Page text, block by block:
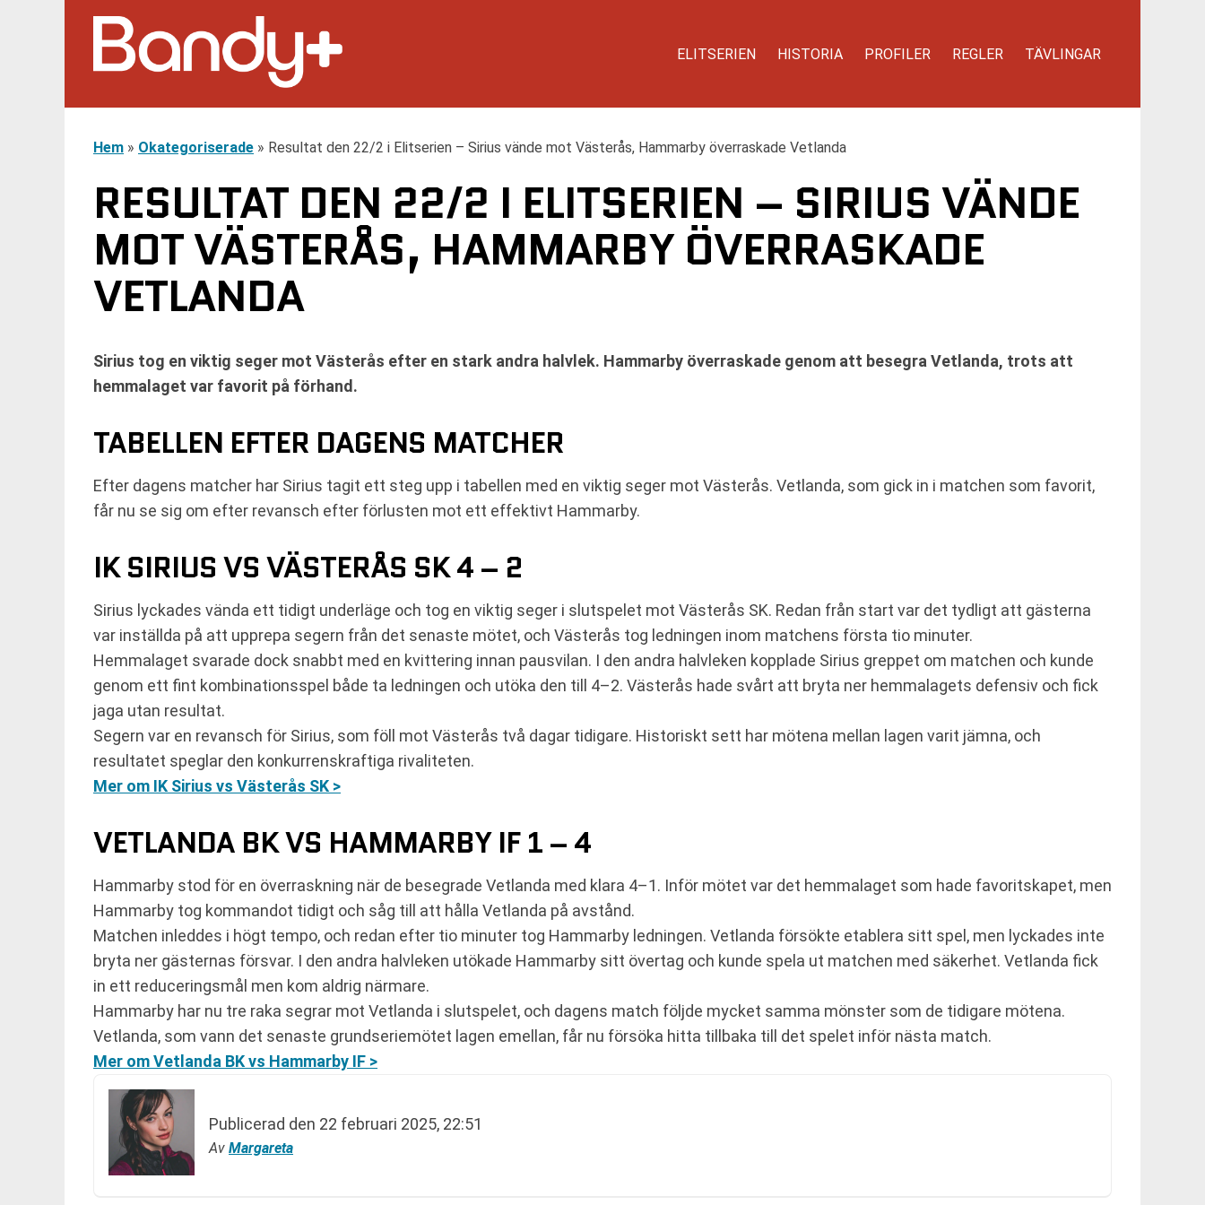
ELITSERIEN HISTORIA PROFILER REGLER TÄVLINGAR
Hem » Okategoriserade » Resultat den 22/2 i Elitserien – Sirius vände mot Västerås, Hammarby överraskade Vetlanda
RESULTAT DEN 22/2 I ELITSERIEN – SIRIUS VÄNDE
MOT VÄSTERÅS, HAMMARBY ÖVERRASKADE
VETLANDA
Sirius tog en viktig seger mot Västerås efter en stark andra halvlek. Hammarby överraskade genom att besegra Vetlanda, trots att
hemmalaget var favorit på förhand.
TABELLEN EFTER DAGENS MATCHER
Efter dagens matcher har Sirius tagit ett steg upp i tabellen med en viktig seger mot Västerås. Vetlanda, som gick in i matchen som favorit,
får nu se sig om efter revansch efter förlusten mot ett effektivt Hammarby.
IK SIRIUS VS VÄSTERÅS SK 4 – 2
Sirius lyckades vända ett tidigt underläge och tog en viktig seger i slutspelet mot Västerås SK. Redan från start var det tydligt att gästerna
var inställda på att upprepa segern från det senaste mötet, och Västerås tog ledningen inom matchens första tio minuter.
Hemmalaget svarade dock snabbt med en kvittering innan pausvilan. I den andra halvleken kopplade Sirius greppet om matchen och kunde
genom ett fint kombinationsspel både ta ledningen och utöka den till 4–2. Västerås hade svårt att bryta ner hemmalagets defensiv och fick
jaga utan resultat.
Segern var en revansch för Sirius, som föll mot Västerås två dagar tidigare. Historiskt sett har mötena mellan lagen varit jämna, och
resultatet speglar den konkurrenskraftiga rivaliteten.
Mer om IK Sirius vs Västerås SK >
VETLANDA BK VS HAMMARBY IF 1 – 4
Hammarby stod för en överraskning när de besegrade Vetlanda med klara 4–1. Inför mötet var det hemmalaget som hade favoritskapet, men
Hammarby tog kommandot tidigt och såg till att hålla Vetlanda på avstånd.
Matchen inleddes i högt tempo, och redan efter tio minuter tog Hammarby ledningen. Vetlanda försökte etablera sitt spel, men lyckades inte
bryta ner gästernas försvar. I den andra halvleken utökade Hammarby sitt övertag och kunde spela ut matchen med säkerhet. Vetlanda fick
in ett reduceringsmål men kom aldrig närmare.
Hammarby har nu tre raka segrar mot Vetlanda i slutspelet, och dagens match följde mycket samma mönster som de tidigare mötena.
Vetlanda, som vann det senaste grundseriemötet lagen emellan, får nu försöka hitta tillbaka till det spelet inför nästa match.
Mer om Vetlanda BK vs Hammarby IF >
Publicerad den 22 februari 2025, 22:51
Av Margareta